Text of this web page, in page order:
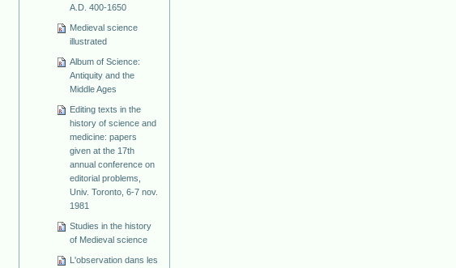
A.D. 400-1650
Medieval science
illustrated
Album of Science:
Antiquity and the
Middle Ages
Editing texts in the
history of science and
medicine: papers
given at the 17th
annual conference on
editorial problems,
Univ. Toronto, 6-7 nov.
1981
Studies in the history
of Medieval science
L'observation dans les